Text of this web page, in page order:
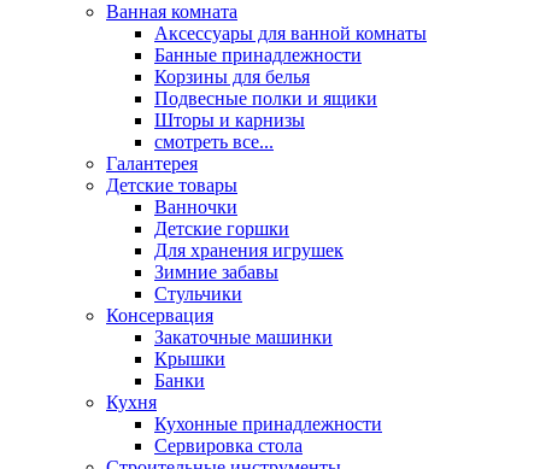
Ванная комната
Аксессуары для ванной комнаты
Банные принадлежности
Корзины для белья
Подвесные полки и ящики
Шторы и карнизы
смотреть все...
Галантерея
Детские товары
Ванночки
Детские горшки
Для хранения игрушек
Зимние забавы
Стульчики
Консервация
Закаточные машинки
Крышки
Банки
Кухня
Кухонные принадлежности
Сервировка стола